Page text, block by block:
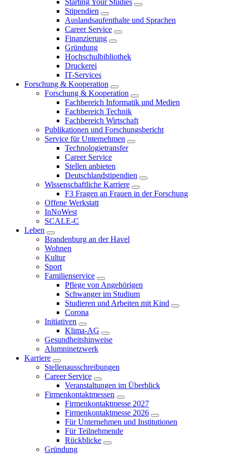
Starting Your Studies
Stipendien
Auslandsaufenthalte und Sprachen
Career Service
Finanzierung
Gründung
Hochschulbibliothek
Druckerei
IT-Services
Forschung & Kooperation
Forschung & Kooperation
Fachbereich Informatik und Medien
Fachbereich Technik
Fachbereich Wirtschaft
Publikationen und Forschungsbericht
Service für Unternehmen
Technologietransfer
Career Service
Stellen anbieten
Deutschlandstipendien
Wissenschaftliche Karriere
F3 Fragen an Frauen in der Forschung
Offene Werkstatt
InNoWest
SCALE-C
Leben
Brandenburg an der Havel
Wohnen
Kultur
Sport
Familienservice
Pflege von Angehörigen
Schwanger im Studium
Studieren und Arbeiten mit Kind
Corona
Initiativen
Klima-AG
Gesundheitshinweise
Alumninetzwerk
Karriere
Stellenausschreibungen
Career Service
Veranstaltungen im Überblick
Firmenkontaktmessen
Firmenkontaktmesse 2027
Firmenkontaktmesse 2026
Für Unternehmen und Institutionen
Für Teilnehmende
Rückblicke
Gründung